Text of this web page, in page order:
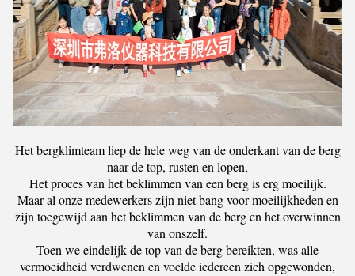
Het bergklimteam liep de hele weg van de onderkant van de berg
naar de top, rusten en lopen,
Het proces van het beklimmen van een berg is erg moeilijk.
Maar al onze medewerkers zijn niet bang voor moeilijkheden en
zijn toegewijd aan het beklimmen van de berg en het overwinnen
van onszelf.
Toen we eindelijk de top van de berg bereikten, was alle
vermoeidheid verdwenen en voelde iedereen zich opgewonden,